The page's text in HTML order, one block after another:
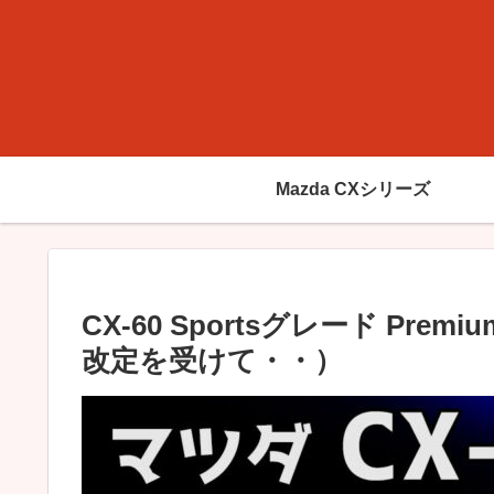
Mazda CXシリーズ
CX-60 Sportsグレード
改定を受けて・・）